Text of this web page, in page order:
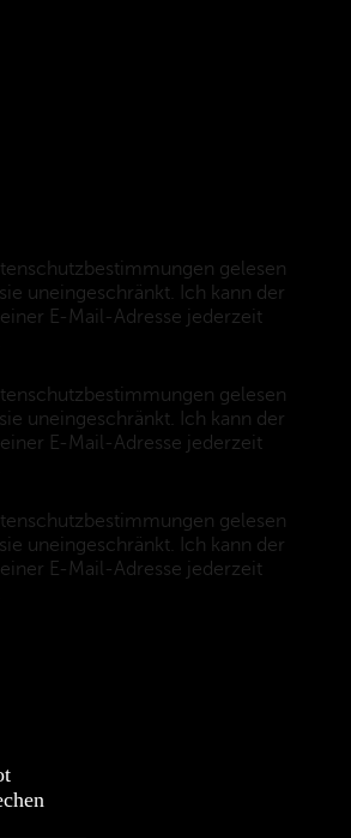
gelesen
uneingeschränkt. Ich kann der
E-Mail-Adresse jederzeit
gelesen
uneingeschränkt. Ich kann der
E-Mail-Adresse jederzeit
gelesen
uneingeschränkt. Ich kann der
E-Mail-Adresse jederzeit